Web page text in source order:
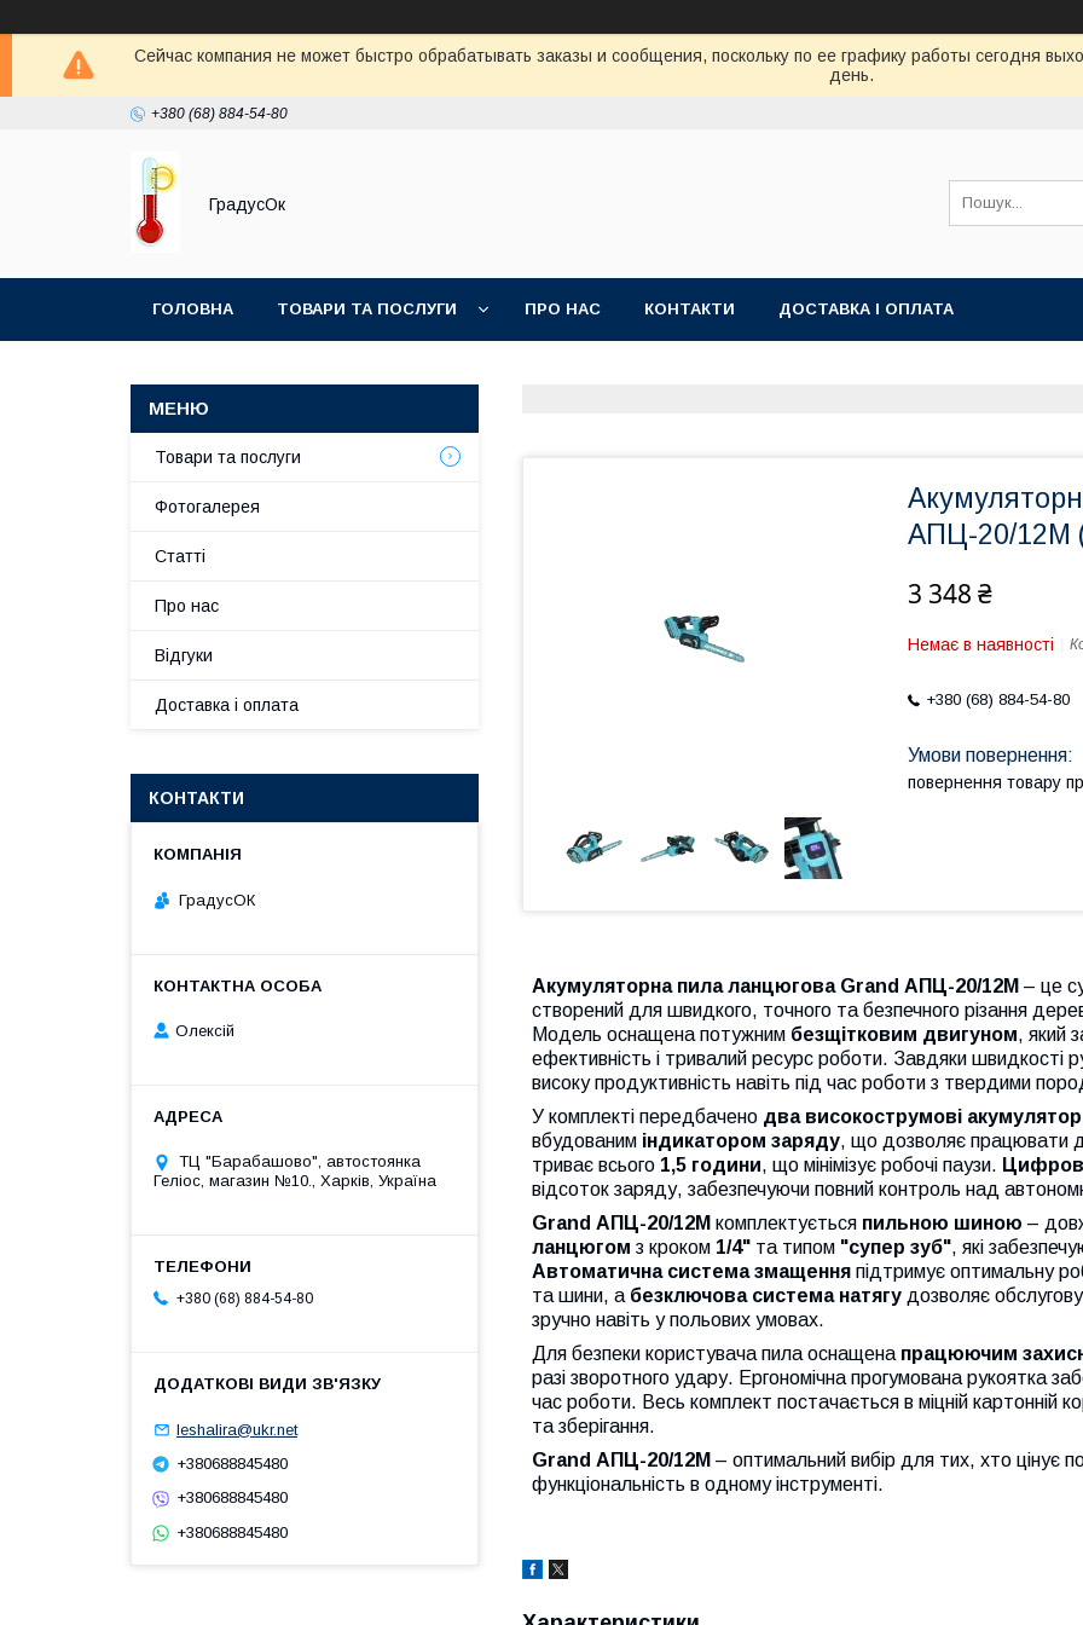
Сейчас компания не может быстро обрабатывать заказы и сообщения, поскольку по ее графику работы сегодня
день.
+380 (68) 884-54-80
ГрадусОк
ГОЛОВНА ТОВАРИ ТА ПОСЛУГИ ПРО НАС КОНТАКТИ ДОСТАВКА І ОПЛАТА
АПЦ-20/12M
3 348 ₴
Немає в наявності
+380 (68) 884-54-80
повернення товару
Акумуляторна пила ланцюгова Grand АПЦ-20/12M – це
створений для швидкого, точного та безпечного різання
Модель оснащена потужним безщітковим двигуном, який
ефективність і тривалий ресурс роботи. Завдяки швидкості
високу продуктивність навіть під час роботи з твердими
У комплекті передбачено два високострумові
вбудованим індикатором заряду, що дозволяє працювати
триває всього 1,5 години, що мінімізує робочі паузи.
відсоток заряду, забезпечуючи повний контроль над
Grand АПЦ-20/12M комплектується пильною шиною –
ланцюгом з кроком 1/4" та типом "супер зуб", які
Автоматична система змащення підтримує оптимальну
та шини, а безключова система натягу дозволяє
зручно навіть у польових умовах.
Для безпеки користувача пила оснащена працюючим
разі зворотного удару. Ергономічна прогумована рукоятка
час роботи. Весь комплект постачається в міцній картонній
та зберігання.
Grand АПЦ-20/12M – оптимальний вибір для тих, хто цінує
функціональність в одному інструменті.
Товари та послуги
Фотогалерея
Статті
Про нас
Відгуки
Доставка і оплата
КОНТАКТИ
ГрадусОК
Олексій
ТЦ "Барабашово", автостоянка
Геліос, магазин №10., Харків, Україна
+380 (68) 884-54-80
leshalira@ukr.net
+380688845480
+380688845480
+380688845480